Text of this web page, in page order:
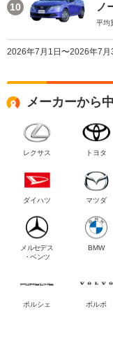
10 ノ
平均
2026年7月1日〜2026年7月
メーカーから
レクサス トヨタ
ダイハツ マツダ
メルセデス
・ベンツ
BMW
ポルシェ ボルボ